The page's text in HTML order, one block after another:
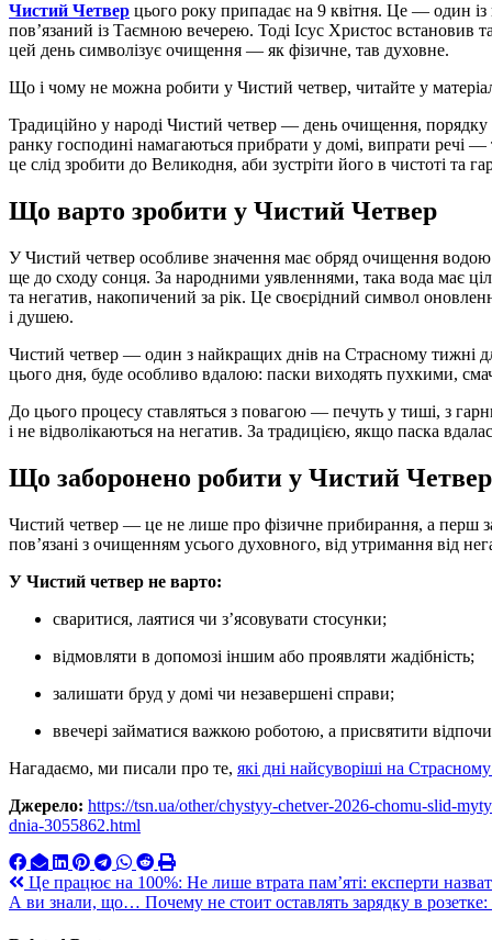
Чистий Четвер цього року припадає на 9 квітня. Це — один
пов’язаний із Таємною вечерею. Тоді Ісус Христос встановив
цей день символізує очищення — як фізичне, тав духовне.
Що і чому не можна робити у Чистий четвер, читайте у
Традиційно у народі Чистий четвер — день очищення, порядку
ранку господині намагаються прибрати у домі, випрати речі
це слід зробити до Великодня, аби зустріти його в чистоті та
Що варто зробити у Чистий Четвер
У Чистий четвер особливе значення має обряд очищення
ще до сходу сонця. За народними уявленнями, така вода має
та негатив, накопичений за рік. Це своєрідний символ
і душею.
Чистий четвер — один з найкращих днів на Страсному тижні
цього дня, буде особливо вдалою: паски виходять пухкими,
До цього процесу ставляться з повагою — печуть у тиші, з
і не відволікаються на негатив. За традицією, якщо паска
Що заборонено робити у Чистий Четвер
Чистий четвер — це не лише про фізичне прибирання, а перш
пов’язані з очищенням усього духовного, від утримання від
У Чистий четвер не варто:
сваритися, лаятися чи з’ясовувати стосунки;
відмовляти в допомозі іншим або проявляти жадібність;
залишати бруд у домі чи незавершені справи;
ввечері займатися важкою роботою, а присвятити
Нагадаємо, ми писали про те, які дні найсуворіші на
Джерело: https://tsn.ua/other/chystyy-chetver-2026-chomu-slid-
dnia-3055862.html
Навигация
по
Це працює на 100%: Не лише втрата пам’яті: експерти
А ви знали, що… Почему не стоит оставлять зарядку в